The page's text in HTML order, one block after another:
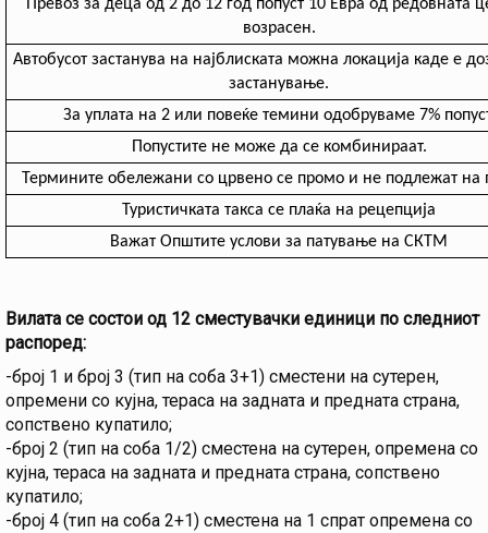
Превоз за деца од 2 до 12 год попуст 10 Евра од редовната
возрасен.
Автобусот застанува на најблиската можна локација каде е
застанување.
За уплата на 2 или повеќе темини одобруваме 7%
Попустите не може да се комбинираат.
Термините обележани со црвено се промо и не подлежат на
Туристичката такса се плаќа на рецепција
Важат Општите услови за патување на СКТМ
Вилата се состои од 12 сместувачки единици по следниот
распоред:
-број 1 и број 3 (тип на соба 3+1) сместени на сутерен,
опремени со кујна, тераса на задната и предната страна,
сопствено купатило;
-број 2 (тип на соба 1/2) сместена на сутерен, опремена со
кујна, тераса на задната и предната страна, сопствено
купатило;
-број 4 (тип на соба 2+1) сместена на 1 спрат опремена со